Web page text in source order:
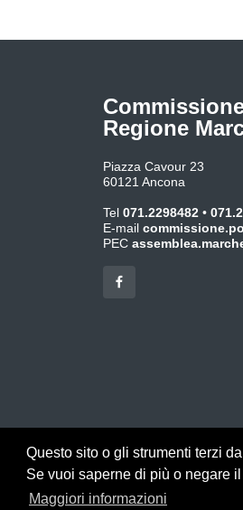
Questo sito o gli strumenti terzi
Se vuoi saperne di più o negare
Maggiori informazioni
Regione
Piazza Cavour 23
60121 Ancona
Tel 071.2298482 •
E-mail
PEC